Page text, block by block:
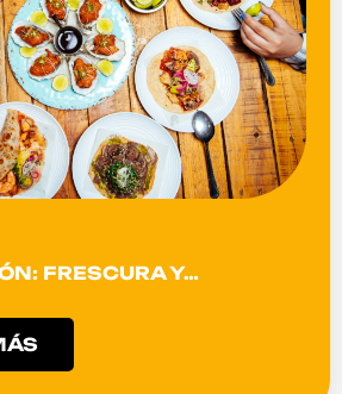
FRESCURA Y…